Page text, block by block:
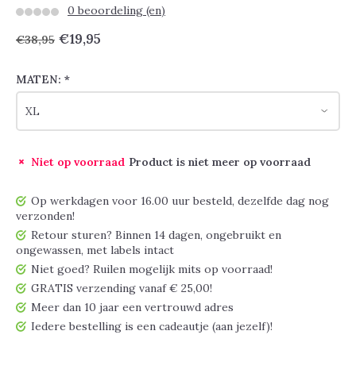
0 beoordeling (en)
€38,95 €19,95
MATEN: *
Niet op voorraad Product is niet meer op voorraad
Op werkdagen voor 16.00 uur besteld, dezelfde dag nog
verzonden!
Retour sturen? Binnen 14 dagen, ongebruikt en
ongewassen, met labels intact
Niet goed? Ruilen mogelijk mits op voorraad!
GRATIS verzending vanaf € 25,00!
Meer dan 10 jaar een vertrouwd adres
Iedere bestelling is een cadeautje (aan jezelf)!